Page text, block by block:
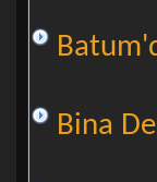
Bina